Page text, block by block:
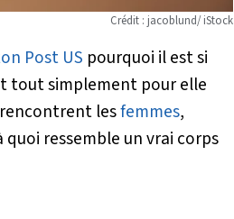
Crédit : jacoblund/ iStock
Post US pourquoi il est si
tout simplement pour elle
lesfemmes,
ressemble un vrai corps